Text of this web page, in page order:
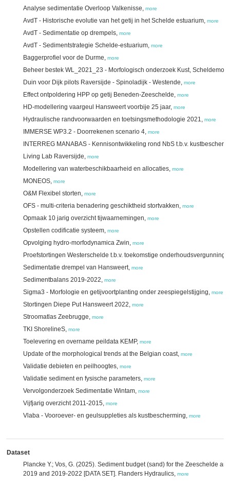
Analyse sedimentatie Overloop Valkenisse, more
AvdT - Historische evolutie van het getij in het Schelde estuarium, more
AvdT - Sedimentatie op drempels, more
AvdT - Sedimentstrategie Schelde-estuarium, more
Baggerprofiel voor de Durme, more
Beheer bestek WL_2021_23 - Morfologisch onderzoek Kust,
Duin voor Dijk pilots Raversijde - Spinoladijk - Westende, more
Effect ontpoldering HPP op getij Beneden-Zeeschelde, more
HD-modellering vaargeul Hansweert voorbije 25 jaar, more
Hydraulische randvoorwaarden en toetsingsmethodologie 2021, more
IMMERSE WP3.2 - Doorrekenen scenario 4, more
INTERREG MANABAS - Kennisontwikkeling rond NbS t.b.v.
Living Lab Raversijde, more
Modellering van waterbeschikbaarheid en allocaties, more
MONEOS, more
O&M Flexibel storten, more
OFS - multi-criteria benadering geschiktheid stortvakken, more
Opmaak 10 jarig overzicht tijwaarnemingen, more
Opstellen codificatie systeem, more
Opvolging hydro-morfodynamica Zwin, more
Proefstortingen Westerschelde t.b.v. toekomstige onderhoudsvergunning,
Sedimentatie drempel van Hansweert, more
Sedimentbalans 2019-2022, more
Sigma3 - Morfologie en getijvoortplanting onder zeespiegelstijging, more
Stortingen Diepe Put Hansweert 2022, more
Stroomatlas Zeebrugge, more
TKI ShorelineS, more
Toelevering en overname peildata KEMP, more
Update of the morphological trends at the Belgian coast, more
Validatie debieten en peilhoogtes, more
Validatie sediment en fysische parameters, more
Vervolgonderzoek Sedimentatie Wintam, more
Vijfjarig overzicht 2011-2015, more
Vlaba - Vooroever- en geulsuppleties als kustbescherming, more
Dataset
Plancke Y.; Vos, G. (2025). Sediment budget (sand) for the Zeeschelde
2019 and 2019-2022 [DATA SET]. Flanders Hydraulics, more